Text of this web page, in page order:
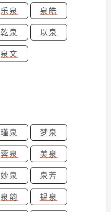
乐泉
泉皓
乾泉
以泉
泉文
瑾泉
梦泉
蓉泉
美泉
妙泉
泉芳
泉韵
韫泉